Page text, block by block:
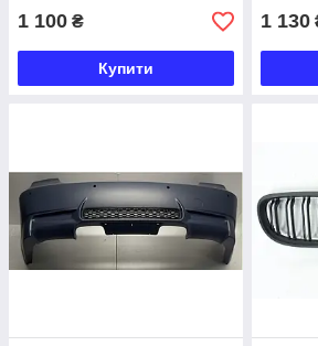
1 100 ₴
Купити
1 130